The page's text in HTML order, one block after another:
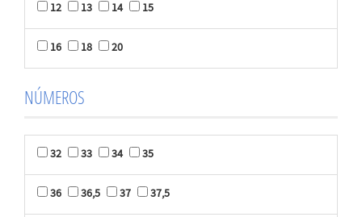
12 13 14 15
16 18 20
NÚMEROS
32 33 34 35
36 36,5 37 37,5